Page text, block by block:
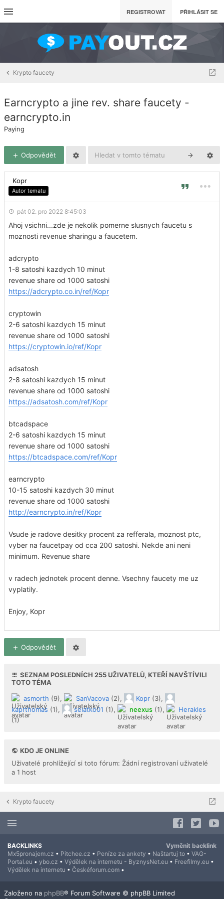
REGISTROVAT PŘIHLÁSIT SE
Krypto faucety
Earncrypto a jine rev. share faucety -
earncrypto.in
Paying
Odpovědět
Kopr
Autor tematu
pát 02. pro 2022 8:45:03
Ahoj vsichni...zde je nekolik pomerne slusnych faucetu s
moznosti revenue sharingu a faucetem.
adcrypto
1-8 satoshi kazdych 10 minut
revenue share od 1000 satoshi
https://adcrypto.co.in/ref/Kopr
cryptowin
2-6 satoshi kazdych 15 minut
revenue share od 1000 satoshi
https://cryptowin.io/ref/Kopr
adsatosh
2-8 satoshi kazdych 15 minut
revenue share od 1000 satoshi
https://adsatosh.com/ref/Kopr
btcadspace
2-6 satoshi kazdych 15 minut
revenue share od 1000 satoshi
https://btcadspace.com/ref/Kopr
earncrypto
10-15 satoshi kazdych 30 minut
revenue share od 1000 satoshi
http://earncrypto.in/ref/Kopr
Vsude je radove desitky procent za refferala, moznost ptc,
vyber na faucetpay od cca 200 satoshi. Nekde ani neni
minimum. Revenue share
v radech jednotek procent denne. Vsechny faucety me uz
vyplatily.
Enjoy, Kopr
Odpovědět
SEZNAM POSLEDNÍCH 255UŽIVATELŮ, KTEŘÍ NAVŠTÍVILI
TOTO TÉMA
asmorth (9), SanVacova (2), Kopr (3),
kaprthomas (1), selatko01 (1), neexus (1),
Herakles
(1)
KDO JE ONLINE
Uživatelé prohlížející si toto fórum: Žádní registrovaní uživatelé
a 1 host
Krypto faucety
BACKLINKS
Vyměnit backlink
Mx5pronajem.cz • Pitchee.cz • Peníze za ankety • Naštartuj to • VAG-
Portal.eu • ybo.cz • Výdělek na internetu - ByznysNet.eu • Freefilmy.eu •
Výdělek na internetu • Českéforum.com •
Založeno na phpBB® Forum Software © phpBB Limited